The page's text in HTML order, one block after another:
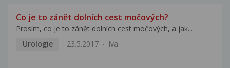
Co je to zánět dolních cest močových?
Prosím, co je to zánět dolních cest močových, a jak...
Urologie
23.5.2017 Iva